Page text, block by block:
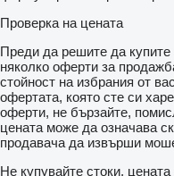
Проверка на цената
Преди да решите да
няколко оферти за
стойност на избрания от
офертата, която сте си
оферти, не бързайте,
цената може да означава
продавача да извърши
Не купувайте стоки,